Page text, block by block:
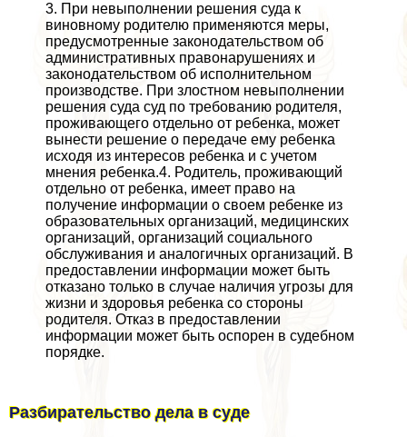
3. При невыполнении решения суда к
виновному родителю применяются меры,
предусмотренные законодательством об
административных правонарушениях и
законодательством об исполнительном
производстве. При злостном невыполнении
решения суда суд по требованию родителя,
проживающего отдельно от ребенка, может
вынести решение о передаче ему ребенка
исходя из интересов ребенка и с учетом
мнения ребенка.4. Родитель, проживающий
отдельно от ребенка, имеет право на
получение информации о своем ребенке из
образовательных организаций, медицинских
организаций, организаций социального
обслуживания и аналогичных организаций. В
предоставлении информации может быть
отказано только в случае наличия угрозы для
жизни и здоровья ребенка со стороны
родителя. Отказ в предоставлении
информации может быть оспорен в судебном
порядке.
Разбирательство дела в суде